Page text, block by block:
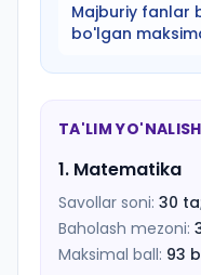
Majburiy fanlar
bo'lgan
TA'LIM
1. Matematika
Savollar soni: 30 ta;
Baholash mezoni:
Maksimal ball: 93